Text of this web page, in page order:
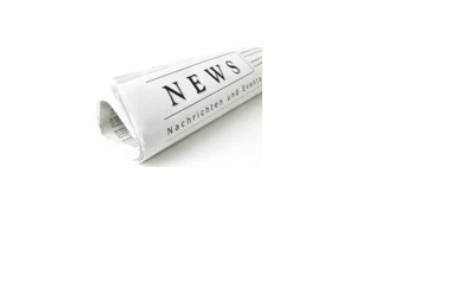
Zum Hauptinhalt springen